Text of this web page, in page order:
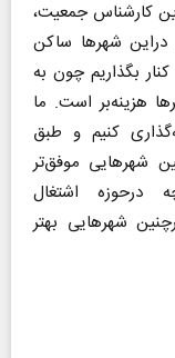
کارشناس جمعیت،
ایران دراین شهرها ساکن
بگذاریم چون به
هزینه‌بر است‌. ما
سرمایه‌گذاری کنیم و طبق
شهرهایی موفق‌تر
درحوزه اشتغال
شهرهایی بهتر